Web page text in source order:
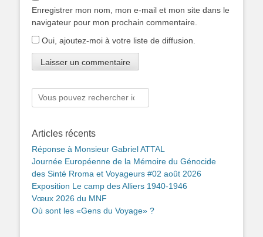
Enregistrer mon nom, mon e-mail et mon site dans le
navigateur pour mon prochain commentaire.
Oui, ajoutez-moi à votre liste de diffusion.
Rechercher :
Articles récents
Réponse à Monsieur Gabriel ATTAL
Journée Européenne de la Mémoire du Génocide
des Sinté Rroma et Voyageurs #02 août 2026
Exposition Le camp des Alliers 1940-1946
Vœux 2026 du MNF
Où sont les «Gens du Voyage» ?